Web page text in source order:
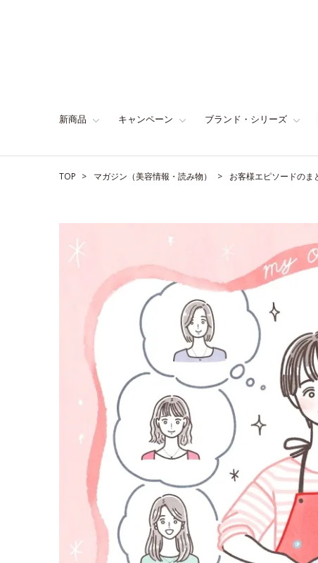
新商品 キャンペーン ブランド・シリーズ
TOP マガジン（美容情報・読み物） お客様エピソードのま